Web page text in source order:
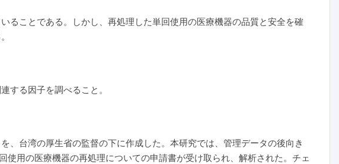
ることである。しかし、再処理した単回使用の医療機器の品質と安全を確
する因子を調べること。
、台湾の厚生省の監督の下に作成した。本研究では、管理データの後向き
用の医療機器の再処理についての申請書が受け取られ、解析された。チェ